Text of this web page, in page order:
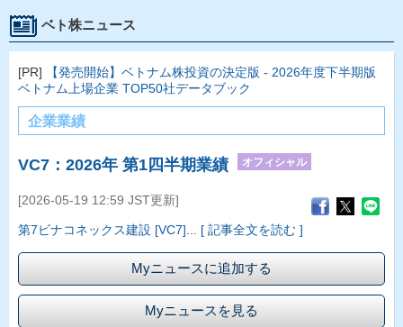
ベト株ニュース
[PR]
【発売開始】ベトナム株投資の決定版 - 2026年度下半期版
ベトナム上場企業 TOP50社データブック
企業業績
VC7：2026年 第1四半期業績 オフィシャル
[2026-05-19 12:59 JST更新]
第7ビナコネックス建設 [VC7] [ 記事全文を読む ]
Myニュースに追加する
Myニュースを見る